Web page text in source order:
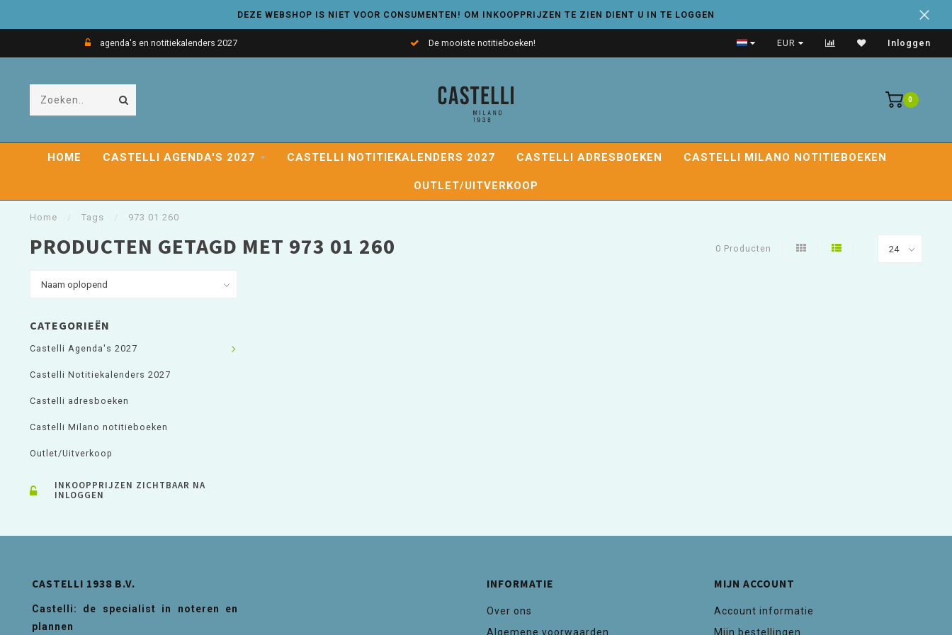
DEZE WEBSHOP IS NIET VOOR CONSUMENTEN! OM INKOOPPRIJZEN TE ZIEN DIENT U IN TE LOGGEN
agenda's en notitiekalenders 2027 De mooiste notitieboeken! Handige adresboeken
EUR Inloggen
0
HOME CASTELLI AGENDA'S 2027 CASTELLI NOTITIEKALENDERS 2027 CASTELLI ADRESBOEKEN CASTELLI MILANO NOTITIEBOEKEN
OUTLET/UITVERKOOP
Home Tags 973 01 260
PRODUCTEN GETAGD MET 973 01 260 0 Producten
CATEGORIEËN
Castelli Agenda's 2027
Castelli Notitiekalenders 2027
Castelli adresboeken
Castelli Milano notitieboeken
Outlet/Uitverkoop
INKOOPPRIJZEN ZICHTBAAR NA
INLOGGEN
CASTELLI 1938 B.V.
Castelli: de specialist in noteren en
plannen
INFORMATIE
Over ons
Algemene voorwaarden
MIJN ACCOUNT
Account informatie
Mijn bestellingen